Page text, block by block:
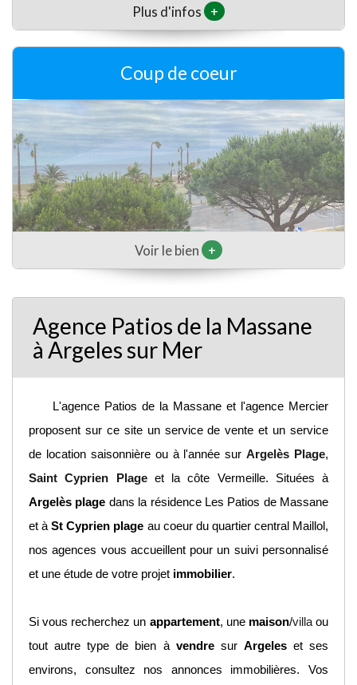
Plus d'infos +
Coup de coeur
Voir le bien +
Agence Patios de la Massane
à Argeles sur Mer
L'agence Patios de la Massane et l'agence Mercier
proposent sur ce site un service de vente et un service
de location saisonnière ou à l'année surArgelès Plage,
Saint Cyprien Plageet la côte Vermeille. Situées à
Argelès plage dans la résidence Les Patios de Massane
et àSt Cyprien plage au coeur du quartier central Maillol,
nos agences vous accueillent pour un suivi personnalisé
et une étude de votre projet immobilier.
Si vous recherchez un appartement, une maison/villaou
tout autre type de bien à vendresur Argeleset ses
environs, consultez nos annonces immobilières. Vos